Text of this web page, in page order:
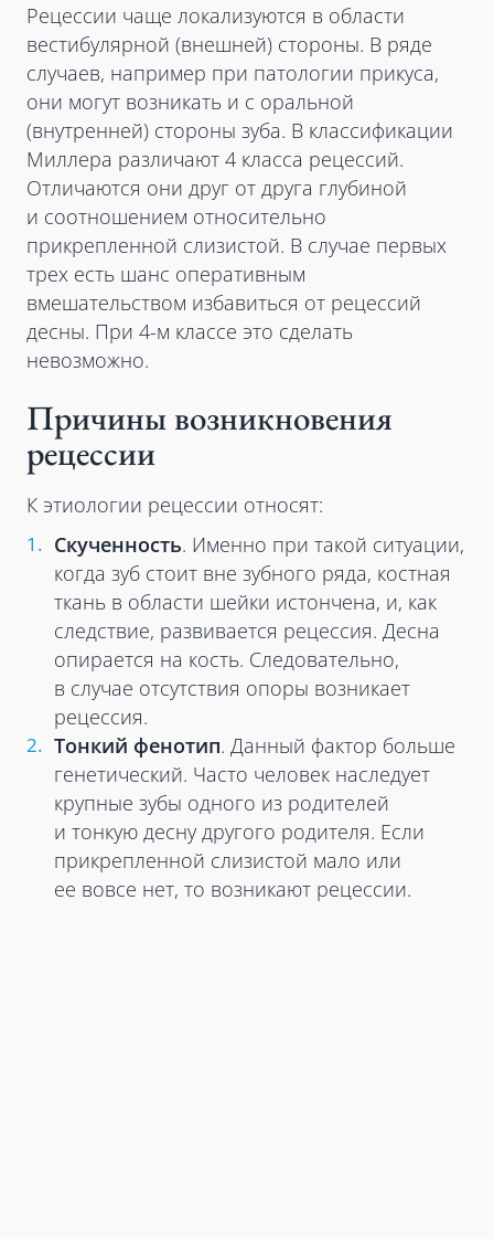
Рецессии чаще локализуются в области
вестибулярной (внешней) стороны. В ряде
случаев, например при патологии прикуса,
они могут возникать и с оральной
(внутренней) стороны зуба. В классификации
Миллера различают 4 класса рецессий.
Отличаются они друг от друга глубиной
и соотношением относительно
прикрепленной слизистой. В случае первых
трех есть шанс оперативным
вмешательством избавиться от рецессий
десны. При 4-м классе это сделать
невозможно.
Причины возникновения
рецессии
К этиологии рецессии относят:
Скученность. Именно при такой ситуации,
когда зуб стоит вне зубного ряда, костная
ткань в области шейки истончена, и, как
следствие, развивается рецессия. Десна
опирается на кость. Следовательно,
в случае отсутствия опоры возникает
рецессия.
Тонкий фенотип. Данный фактор больше
генетический. Часто человек наследует
крупные зубы одного из родителей
и тонкую десну другого родителя. Если
прикрепленной слизистой мало или
ее вовсе нет, то возникают рецессии.